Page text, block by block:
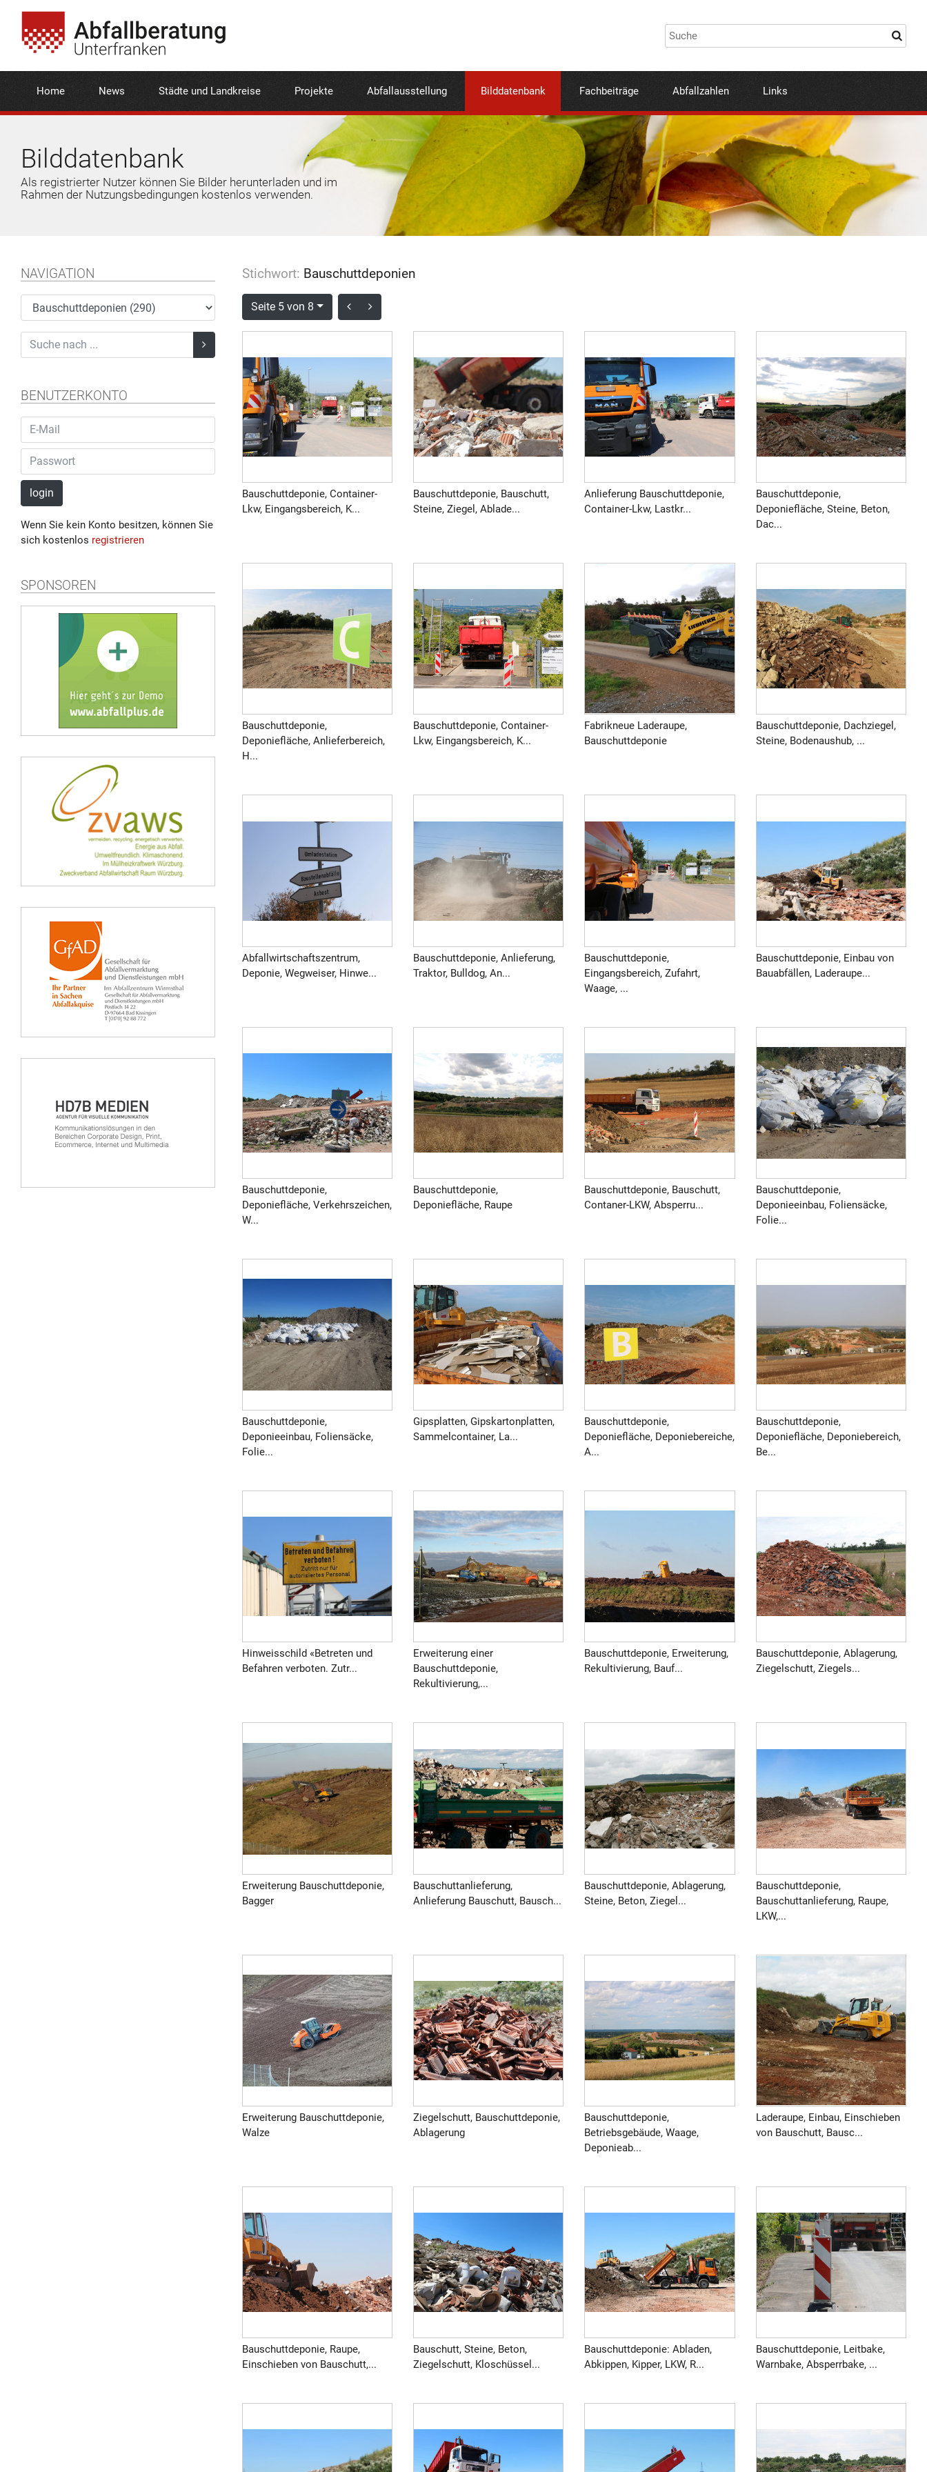
Home News Städte und Landkreise Projekte Abfallausstellung Bilddatenbank Fachbeiträge Abfallzahlen Links
Bilddatenbank
Als registrierter Nutzer können Sie Bilder herunterladen und im
Rahmen der Nutzungsbedingungen kostenlos verwenden.
NAVIGATION
BENUTZERKONTO
login
Wenn Sie kein Konto besitzen, können Sie
sich kostenlos registrieren
SPONSOREN
Stichwort: Bauschuttdeponien
Seite 5 von 8
Bauschuttdeponie, Container-
Lkw, Eingangsbereich, K...
Bauschuttdeponie, Bauschutt,
Steine, Ziegel, Ablade...
Anlieferung Bauschuttdeponie,
Container-Lkw, Lastkr...
Bauschuttdeponie,
Deponiefläche, Steine, Beton,
Dac...
Bauschuttdeponie,
Deponiefläche, Anlieferbereich,
H...
Bauschuttdeponie, Container-
Lkw, Eingangsbereich, K...
Fabrikneue Laderaupe,
Bauschuttdeponie
Bauschuttdeponie, Dachziegel,
Steine, Bodenaushub, ...
Abfallwirtschaftszentrum,
Deponie, Wegweiser, Hinwe...
Bauschuttdeponie, Anlieferung,
Traktor, Bulldog, An...
Bauschuttdeponie,
Eingangsbereich, Zufahrt,
Waage, ...
Bauschuttdeponie, Einbau von
Bauabfällen, Laderaupe...
Bauschuttdeponie,
Deponiefläche, Verkehrszeichen,
W...
Bauschuttdeponie,
Deponiefläche, Raupe
Bauschuttdeponie, Bauschutt,
Contaner-LKW, Absperru...
Bauschuttdeponie,
Deponieeinbau, Foliensäcke,
Folie...
Bauschuttdeponie,
Deponieeinbau, Foliensäcke,
Folie...
Gipsplatten, Gipskartonplatten,
Sammelcontainer, La...
Bauschuttdeponie,
Deponiefläche, Deponiebereiche,
A...
Bauschuttdeponie,
Deponiefläche, Deponiebereich,
Be...
Hinweisschild «Betreten und
Befahren verboten. Zutr...
Erweiterung einer
Bauschuttdeponie,
Rekultivierung,...
Bauschuttdeponie, Erweiterung,
Rekultivierung, Bauf...
Bauschuttdeponie, Ablagerung,
Ziegelschutt, Ziegels...
Erweiterung Bauschuttdeponie,
Bagger
Bauschuttanlieferung,
Anlieferung Bauschutt, Bausch...
Bauschuttdeponie, Ablagerung,
Steine, Beton, Ziegel...
Bauschuttdeponie,
Bauschuttanlieferung, Raupe,
LKW,...
Erweiterung Bauschuttdeponie,
Walze
Ziegelschutt, Bauschuttdeponie,
Ablagerung
Bauschuttdeponie,
Betriebsgebäude, Waage,
Deponieab...
Laderaupe, Einbau, Einschieben
von Bauschutt, Bausc...
Bauschuttdeponie, Raupe,
Einschieben von Bauschutt,...
Bauschutt, Steine, Beton,
Ziegelschutt, Kloschüssel...
Bauschuttdeponie: Abladen,
Abkippen, Kipper, LKW, R...
Bauschuttdeponie, Leitbake,
Warnbake, Absperrbake, ...